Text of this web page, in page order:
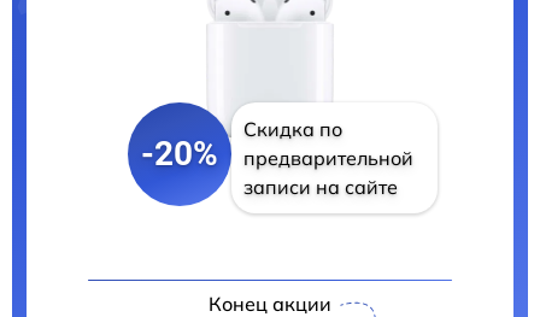
-20%
Скидка по
предварительной
записи на сайте
Конец акции